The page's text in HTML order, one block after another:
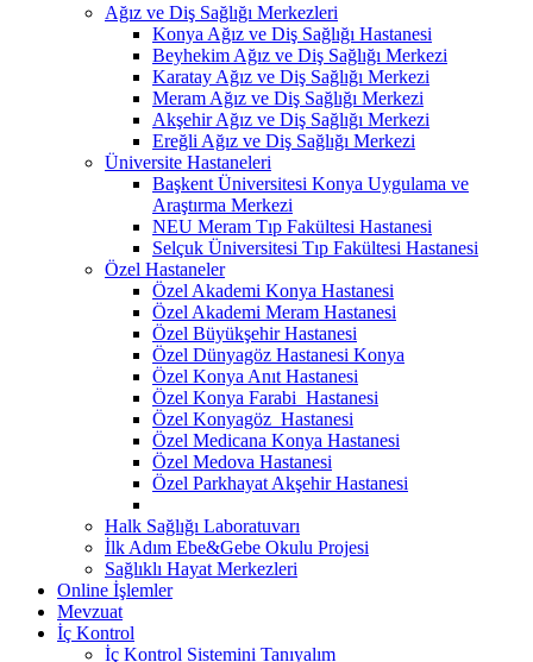
Ağız ve Diş Sağlığı Merkezleri
Konya Ağız ve Diş Sağlığı Hastanesi
Beyhekim Ağız ve Diş Sağlığı Merkezi
Karatay Ağız ve Diş Sağlığı Merkezi
Meram Ağız ve Diş Sağlığı Merkezi
Akşehir Ağız ve Diş Sağlığı Merkezi
Ereğli Ağız ve Diş Sağlığı Merkezi
Üniversite Hastaneleri
Başkent Üniversitesi Konya Uygulama ve
Araştırma Merkezi
NEU Meram Tıp Fakültesi Hastanesi
Selçuk Üniversitesi Tıp Fakültesi Hastanesi
Özel Hastaneler
Özel Akademi Konya Hastanesi
Özel Akademi Meram Hastanesi
Özel Büyükşehir Hastanesi
Özel Dünyagöz Hastanesi Konya
Özel Konya Anıt Hastanesi
Özel Konya Farabi Hastanesi
Özel Konyagöz Hastanesi
Özel Medicana Konya Hastanesi
Özel Medova Hastanesi
Özel Parkhayat Akşehir Hastanesi
Halk Sağlığı Laboratuvarı
İlk Adım Ebe&Gebe Okulu Projesi
Sağlıklı Hayat Merkezleri
Online İşlemler
Mevzuat
İç Kontrol
İç Kontrol Sistemini Tanıyalım